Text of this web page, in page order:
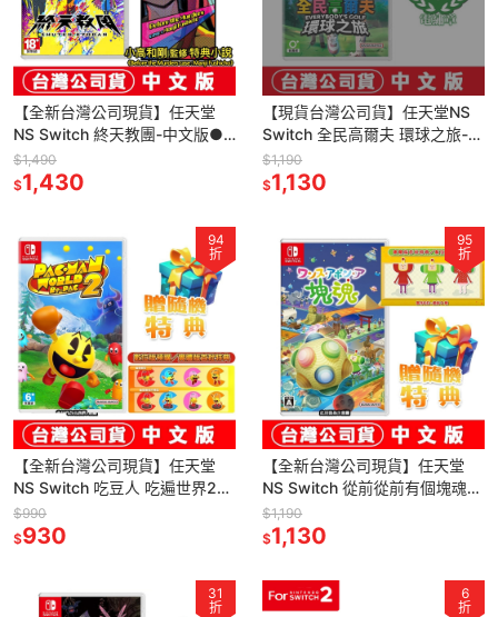
【全新台灣公司現貨】任天堂
NS Switch 終天教團-中文版●
數位特典小說+加贈隨機遊戲特
典
$1,490
$1,430
【現貨台灣公司貨】任天堂NS
Switch 全民高爾夫 環球之旅-中
文版●加碼贈特製電繡章 [夢遊
館]
$1,190
$1,130
94
折
【全新台灣公司現貨】任天堂
NS Switch 吃豆人 吃遍世界2
Pac-Man World 2-中文版
$990
$930
95
折
【全新台灣公司現貨】任天堂
NS Switch 從前從前有個塊魂-
中文版 [夢遊館]
$1,190
$1,130
31
折
6
折